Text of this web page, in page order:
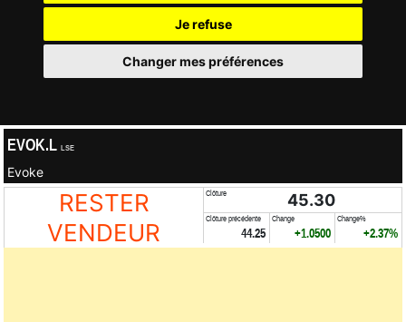
Je refuse
Changer mes préférences
EVOK.L LSE
Evoke
RESTER
VENDEUR
Clôture 45.30
Clôture précédente
44.25
Change
+1.0500
Change%
+2.37%